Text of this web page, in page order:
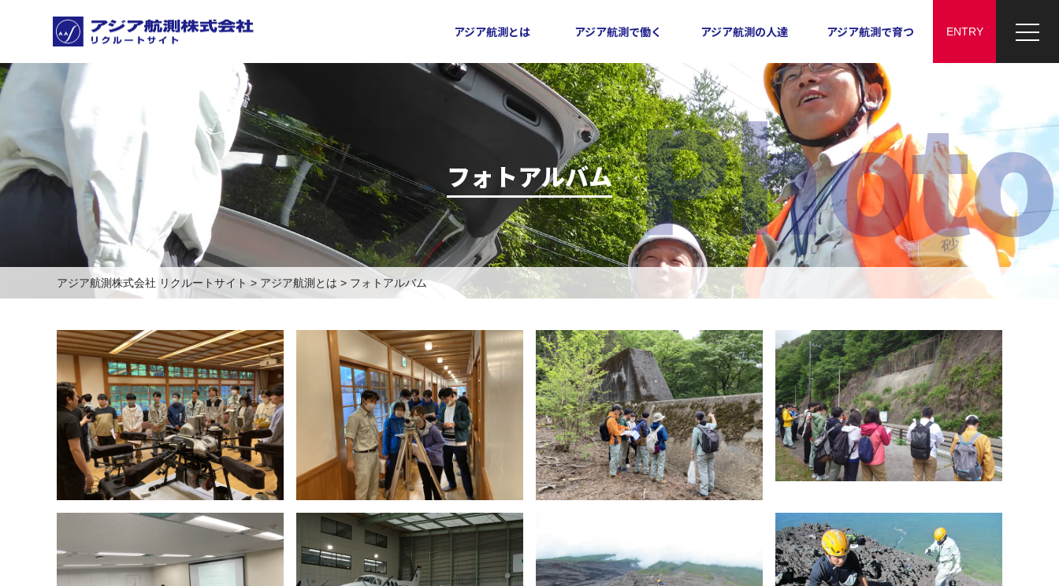
アジア航測とは アジア航測で働く アジア航測の人達 アジア航測で育つ
フォトアルバム Photo
アジア航測株式会社 リクルートサイト > アジア航測とは > フォトアルバム